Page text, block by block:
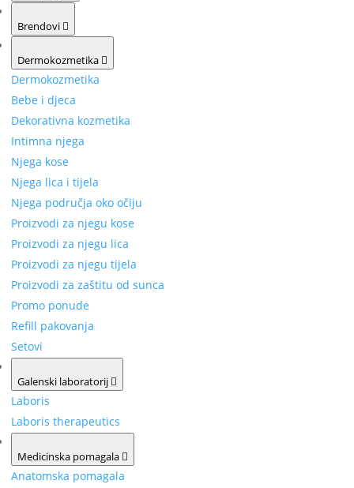
Brendovi
Dermokozmetika
Dermokozmetika
Bebe i djeca
Dekorativna kozmetika
Intimna njega
Njega kose
Njega lica i tijela
Njega područja oko očiju
Proizvodi za njegu kose
Proizvodi za njegu lica
Proizvodi za njegu tijela
Proizvodi za zaštitu od sunca
Promo ponude
Refill pakovanja
Setovi
Galenski laboratorij
Laboris
Laboris therapeutics
Medicinska pomagala
Anatomska pomagala